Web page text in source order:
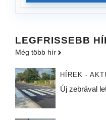
LEGFRISSEBB
Még több hír
HÍREK -
Új zebrával